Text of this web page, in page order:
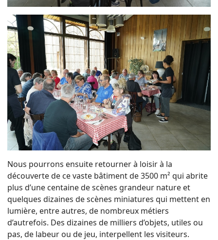
Nous pourrons ensuite retourner à loisir à la
découverte de ce vaste bâtiment de 3500 m² qui abrite
plus d’une centaine de scènes grandeur nature et
quelques dizaines de scènes miniatures qui mettent en
lumière, entre autres, de nombreux métiers
d’autrefois. Des dizaines de milliers d’objets, utiles ou
pas, de labeur ou de jeu, interpellent les visiteurs.